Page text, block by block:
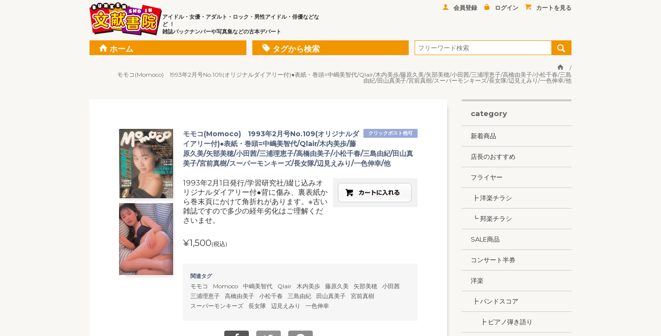
アイドル・女優・アダルト・ロック・男性アイドル・俳優などな
ど ！
雑誌バックナンバーや写真集などの古本デパート
会員登録 ログイン カートを見る
ホーム タグから検索
モモコ(Momoco) 1993年2月号No.109(オリジナルダイアリー付)●表紙・巻頭=中嶋美智代/Qlair/木内美歩/藤原久美/矢部美穂/小田茜/三浦理恵子/高橋由美子/小松千春/三島
由紀/田山真美子/宮前真樹/スーパーモンキーズ/長女隊/辺見えみり/一色伸幸/他
クリックポスト他可
モモコ(Momoco) 1993年2月号No.109(オリジナルダ
イアリー付)●表紙・巻頭=中嶋美智代/Qlair/木内美歩/藤
原久美/矢部美穂/小田茜/三浦理恵子/高橋由美子/小松千春/三島由紀/田山真
美子/宮前真樹/スーパーモンキーズ/長女隊/辺見えみり/一色伸幸/他
1993年2月1日発行/学習研究社/綴じ込みオ
リジナルダイアリー付●背に傷み、裏表紙か
ら巻末頁にかけて角折れがあります。※古い
雑誌ですので多少の経年劣化はご理解くだ
さいませ。
¥1,500(税込)
関連タグ
モモコ Momoco 中嶋美智代 Qlair 木内美歩 藤原久美 矢部美穂
小田茜
三浦理恵子
高橋由美子 小松千春 三島由紀 田山真美子
宮前真樹
スーパーモンキーズ
長女隊 辺見えみり 一色伸幸
category
新着商品
店長のおすすめ
フライヤー
┣ 洋楽チラシ
┗ 邦楽チラシ
SALE商品
コンサート半券
洋楽
┣ バンドスコア
┣ ピアノ弾き語り